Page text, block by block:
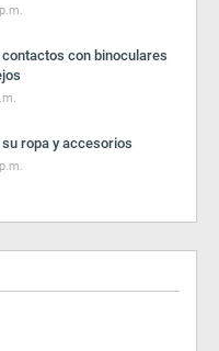
contactos con binoculares
ropa y accesorios